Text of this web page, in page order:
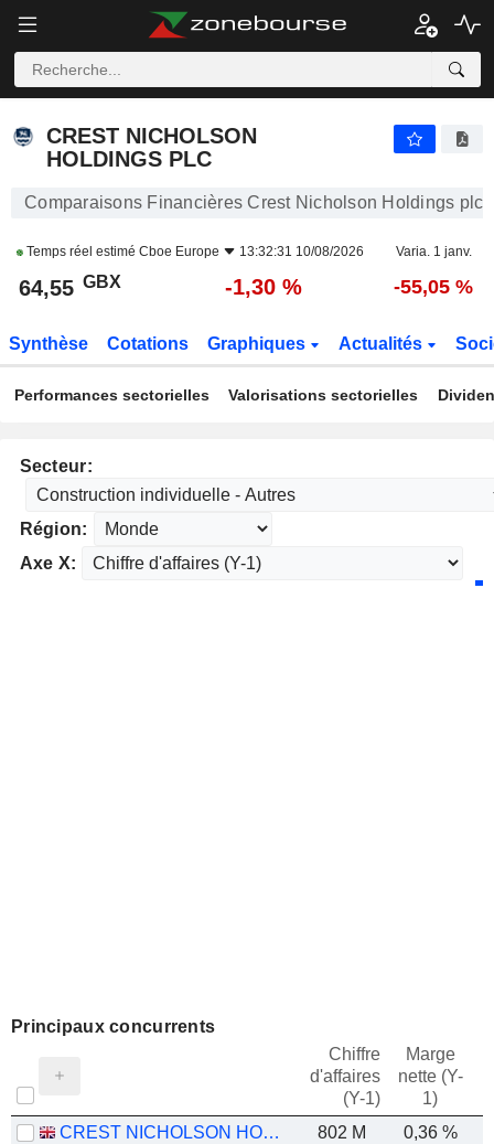
CREST NICHOLSON
HOLDINGS PLC
Comparaisons Financières Crest Nicholson Holdings plc
Temps réel estimé Cboe Europe 13:32:31 10/08/2026 Varia. 1 janv.
64,55 GBX -1,30 % -55,05 %
Synthèse Cotations Graphiques Actualités
Performances sectorielles Valorisations sectorielles
Secteur:
Région:
Axe X:
Principaux concurrents
Chiffre
d'affaires
(Y-1)
Marge
nette (Y-
1)
CREST NICHOLSON HOLDINGS PLC 802 M 0,36 %